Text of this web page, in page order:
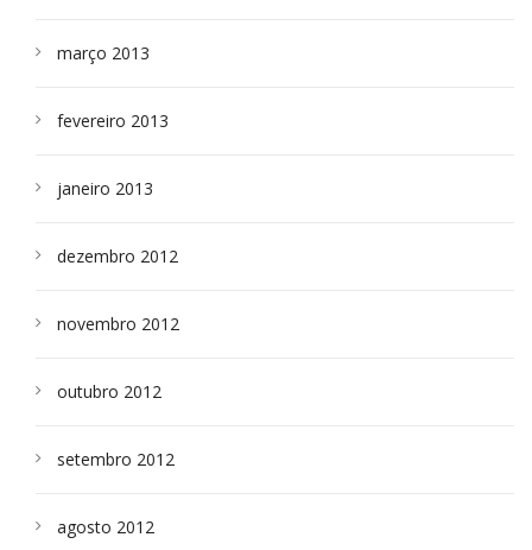
março 2013
fevereiro 2013
janeiro 2013
dezembro 2012
novembro 2012
outubro 2012
setembro 2012
agosto 2012